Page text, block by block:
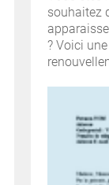
souhaitez
? Voici